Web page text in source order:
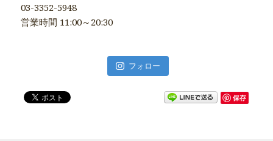
03-3352-5948
営業時間 11:00～20:30
フォロー
保存